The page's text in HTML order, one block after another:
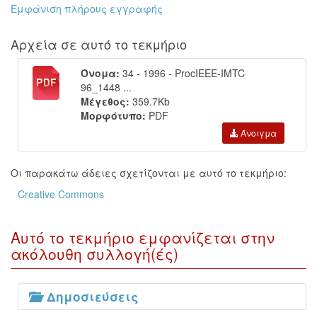
Εμφάνιση πλήρους εγγραφής
Αρχεία σε αυτό το τεκμήριο
Όνομα: 34 - 1996 - ProcIEEE-IMTC
96_1448 ...
Μέγεθος: 359.7Kb
Μορφότυπο: PDF
Άνοιγμα
Οι παρακάτω άδειες σχετίζονται με αυτό το τεκμήριο:
Creative Commons
Αυτό το τεκμήριο εμφανίζεται στην
ακόλουθη συλλογή(ές)
Δημοσιεύσεις